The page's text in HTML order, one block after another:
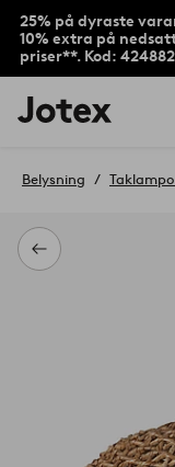
25% på dyraste
10% extra på
priser**. Kod: 424882
Jotex
logotyp
till
Tillbaka
Belysning